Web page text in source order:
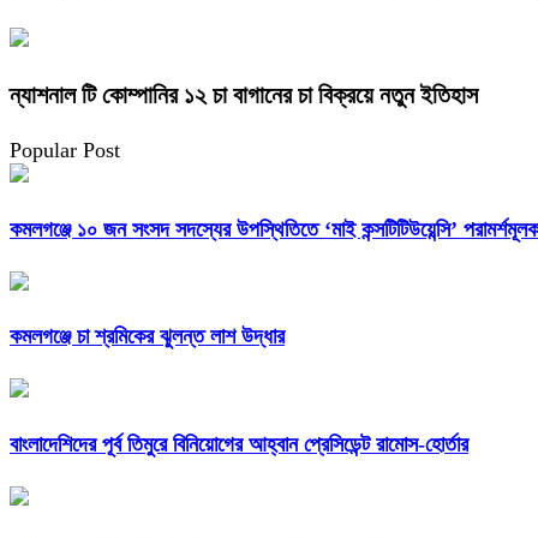
ন্যাশনাল টি কোম্পানির ১২ চা বাগানের চা বিক্রয়ে নতুন ইতিহাস
Popular Post
কমলগঞ্জে ১০ জন সংসদ সদস্যের উপস্থিতিতে ‘মাই কন্সটিটিউয়েন্সি’
কমলগঞ্জে চা শ্রমিকের ঝুলন্ত লাশ উদ্ধার
বাংলাদেশিদের পূর্ব তিমুরে বিনিয়োগের আহ্বান প্রেসিডেন্ট রামোস-হোর্তার